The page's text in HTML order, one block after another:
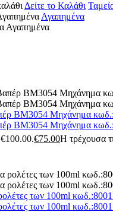
Δείτε το Καλάθι
Αγαπημένα
Αγαπημένα
BM3054 Μηχάνημα
BM3054 Μηχάνημα
€75.00Η τρέχουσα
των 100ml
των 100ml